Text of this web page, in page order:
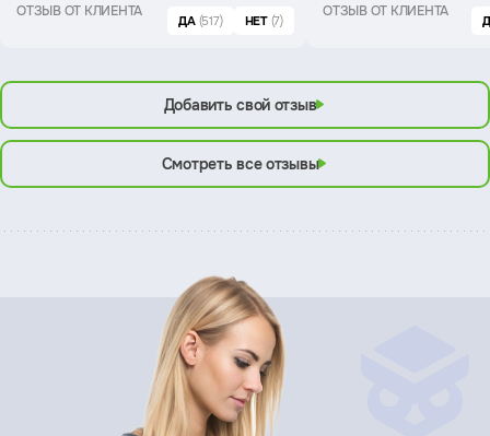
ОТЗЫВ ОТ КЛИЕНТА
ДА (517) НЕТ (7)
ОТЗЫВ ОТ КЛИЕНТА
Добавить свой отзыв
Смотреть все отзывы